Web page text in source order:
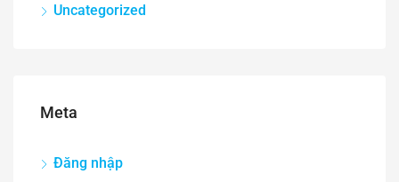
Uncategorized
Meta
Đăng nhập